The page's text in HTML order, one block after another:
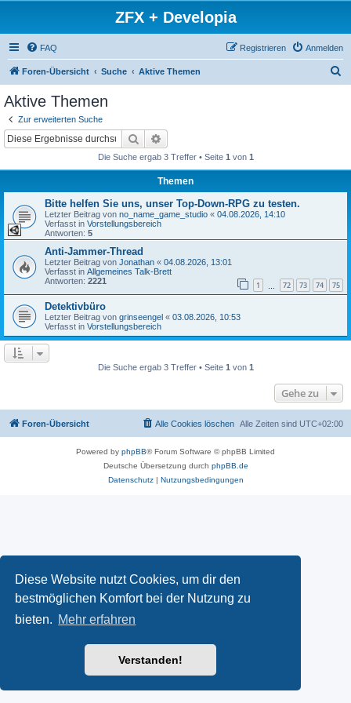
Diese Website nutzt Cookies, um dir den
bestmöglichen Komfort bei der Nutzung zu
bieten. Mehr erfahren
Verstanden!
ZFX + Developia
FAQ Anmelden
Registrieren
Foren-Übersicht Suche Aktive Themen
Aktive Themen
Zur erweiterten Suche
Suche
Die Suche ergab 3 Treffer • Seite 1 von 1
Themen
Bitte helfen Sie uns, unser Top-Down-RPG zu testen.
Letzter Beitrag von no_name_game_studio « 04.08.2026, 14:10
Verfasst in Vorstellungsbereich
Antworten: 5
Anti-Jammer-Thread
Letzter Beitrag von Jonathan « 04.08.2026, 13:01
Verfasst in Allgemeines Talk-Brett
Antworten: 2221 1 72 73 74 75
Detektivbüro
Letzter Beitrag von grinseengel « 03.08.2026, 10:53
Verfasst in Vorstellungsbereich
Die Suche ergab 3 Treffer • Seite 1 von 1
Gehe zu
Foren-Übersicht Alle Zeiten sind UTC+02:00
Alle Cookies löschen
Powered by phpBB® Forum Software © phpBB Limited
Deutsche Übersetzung durch phpBB.de
Datenschutz| Nutzungsbedingungen